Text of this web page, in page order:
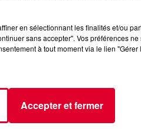
en sélectionnant les finalités et/ou
sans accepter". Vos préférences
à tout moment via le lien
Accepter et fermer